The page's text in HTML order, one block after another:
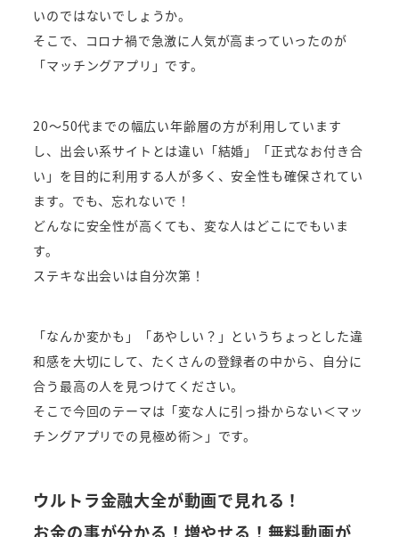
いのではないでしょうか。
そこで、コロナ禍で急激に人気が高まっていったのが
「マッチングアプリ」です。
20～50代までの幅広い年齢層の方が利用しています
し、出会い系サイトとは違い「結婚」「正式なお付き合
い」を目的に利用する人が多く、安全性も確保されてい
ます。でも、忘れないで！
どんなに安全性が高くても、変な人はどこにでもいま
す。
ステキな出会いは自分次第！
「なんか変かも」「あやしい？」というちょっとした違
和感を大切にして、たくさんの登録者の中から、自分に
合う最高の人を見つけてください。
そこで今回のテーマは「変な人に引っ掛からない＜マッ
チングアプリでの見極め術＞」です。
ウルトラ金融大全が動画で見れる！
お金の事が分かる！増やせる！無料動画が